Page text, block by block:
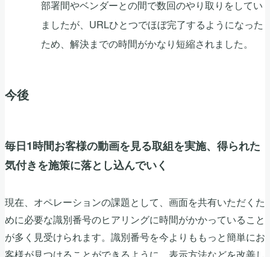
部署間やベンダーとの間で数回のやり取りをしてい
ましたが、URLひとつでほぼ完了するようになった
ため、解決までの時間がかなり短縮されました。
今後
毎日1時間お客様の動画を見る取組を実施、得られた
気付きを施策に落とし込んでいく
現在、オペレーションの課題として、画面を共有いただくた
めに必要な識別番号のヒアリングに時間がかかっていること
が多く見受けられます。識別番号を今よりももっと簡単にお
客様が見つけることができるように、表示方法などを改善し